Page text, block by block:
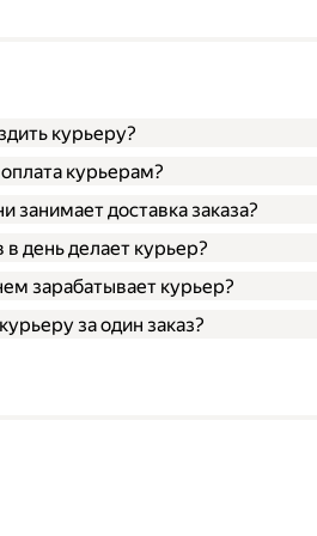
курьеру?
курьерам?
занимает доставка заказа?
в день делает курьер?
зарабатывает курьер?
за один заказ?